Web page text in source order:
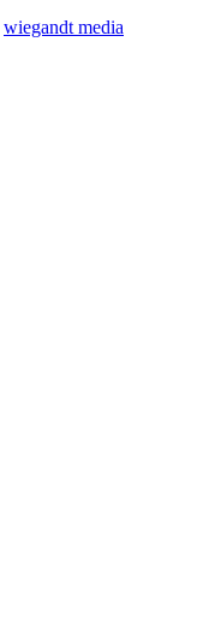
wiegandt media